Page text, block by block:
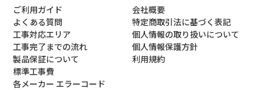
ご利用ガイド
よくある質問
工事対応エリア
工事完了までの流れ
製品保証について
標準工事費
各メーカー エラーコード
会社概要
特定商取引法に基づく表記
個人情報の取り扱いについて
個人情報保護方針
利用規約